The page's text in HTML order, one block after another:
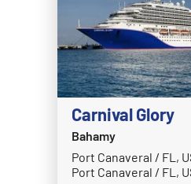
Costa Pacifica
Costa Serena
Costa Smeralda
Costa Toscana
Crystal Cruises
Crystal Serenity
Crystal Symphony
Carnival Glory
Bahamy
Port Canaveral / FL,
Port Canaveral / FL,